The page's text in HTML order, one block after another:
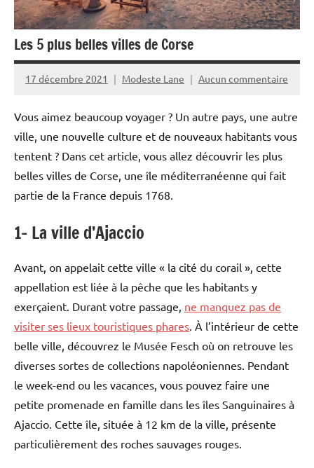
Les 5 plus belles villes de Corse
17 décembre 2021 Modeste Lane Aucun commentaire
Vous aimez beaucoup voyager ? Un autre pays, une autre
ville, une nouvelle culture et de nouveaux habitants vous
tentent ? Dans cet article, vous allez découvrir les plus
belles villes de Corse, une île méditerranéenne qui fait
partie de la France depuis 1768.
1- La ville d’Ajaccio
Avant, on appelait cette ville « la cité du corail », cette
appellation est liée à la pêche que les habitants y
exerçaient. Durant votre passage, ne manquez pas de
visiter ses lieux touristiques phares . À l’intérieur de cette
belle ville, découvrez le Musée Fesch où on retrouve les
diverses sortes de collections napoléoniennes. Pendant
le week-end ou les vacances, vous pouvez faire une
petite promenade en famille dans les îles Sanguinaires à
Ajaccio. Cette île, située à 12 km de la ville, présente
particulièrement des roches sauvages rouges.